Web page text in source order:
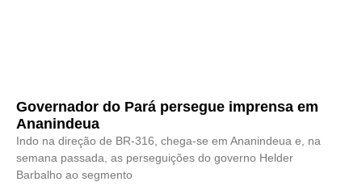
Governador do Pará persegue imprensa em
Ananindeua
Indo na direção de BR-316, chega-se em Ananindeua e, na
semana passada, as perseguições do governo Helder
Barbalho ao segmento